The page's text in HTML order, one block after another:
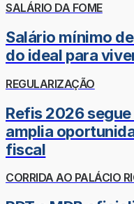
SALÁRIO DA FOME
Salário mínimo
do ideal para
REGULARIZAÇÃO
Refis 2026
amplia
fiscal
CORRIDA AO PALÁCIO